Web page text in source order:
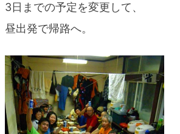
blog
3日までの予定を変更して、
昼出発で帰路へ。